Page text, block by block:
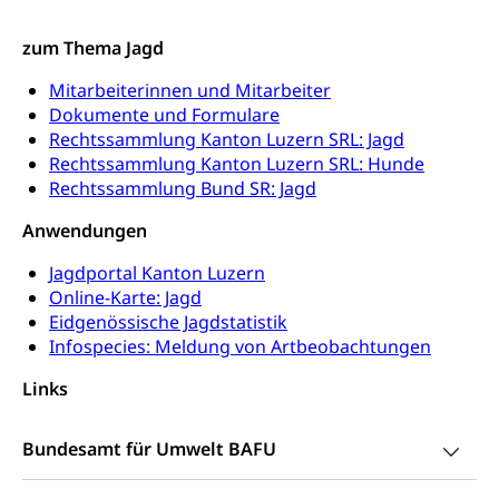
zum Thema Jagd
Mitarbeiterinnen und Mitarbeiter
Dokumente und Formulare
Rechtssammlung Kanton Luzern SRL: Jagd
Rechtssammlung Kanton Luzern SRL: Hunde
Rechtssammlung Bund SR: Jagd
Anwendungen
Jagdportal Kanton Luzern
Online-Karte: Jagd
Eidgenössische Jagdstatistik
Infospecies: Meldung von Artbeobachtungen
Links
Bundesamt für Umwelt BAFU
Gleichstellung Menschen mit
Schlichtungsbehörde Gleichstellung
Bezirksgerichte: Aufgaben und Verfahren
Kosten im Zivilprozess
Betreibung und Konkurs
Bankrott, Schulden, Zahlungsunfähigkeit, Pfändung
Schulden (gruezi.lu.ch)
Betreibungsämter
Demokratie
Regierungsform, Stimm- und Wahlrecht,
Stimmrecht, Abstimmungen, Wahlen, politische
Parteien, Grundfreiheiten, Pluralismus
Volksrechte
Kantonale Steuern
Finanzausgleich, Einkommenssteuer, Kopfsteuer,
Personalsteuer, Haushaltssteuer, Vermögenssteuer,
Verrechnungssteuer, Quellensteuer,
Handänderungssteuer, Grundsteuer, Kirchensteuer,
Reklameplakatsteuer, Verkehrssteuer,
Erbschaftssteuer, Schenkungssteuer, Gewinn- und
Kapitalsteuer